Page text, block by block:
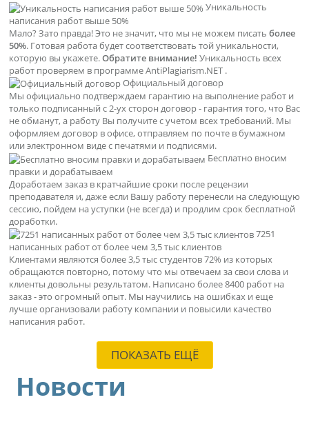
Уникальность
написания работ выше 50%
Мало? Зато правда! Это не значит, что мы не можем писать более
50%. Готовая работа будет соответствовать той уникальности,
которую вы укажете.Обратите внимание! Уникальность всех
работ проверяем в программе AntiPlagiarism.NET .
Официальный договор
Мы официально подтверждаем гарантию на выполнение работ и
только подписанный с 2-ух сторон договор - гарантия того, что Вас
не обманут, а работу Вы получите с учетом всех требований. Мы
оформляем договор в офисе, отправляем по почте в бумажном
или электронном виде с печатями и подписями.
Бесплатно вносим
правки и дорабатываем
Доработаем заказ в кратчайшие сроки после рецензии
преподавателя и, даже если Вашу работу перенесли на следующую
сессию, пойдем на уступки (не всегда) и продлим срок бесплатной
доработки.
7251
написанных работ от более чем 3,5 тыс клиентов
Клиентами являются более 3,5 тыс студентов 72% из которых
обращаются повторно, потому что мы отвечаем за свои слова и
клиенты довольны результатом. Написано более 8400 работ на
заказ - это огромный опыт. Мы научились на ошибках и еще
лучше организовали работу компании и повысили качество
написания работ.
ПОКАЗАТЬ ЕЩЁ
Новости